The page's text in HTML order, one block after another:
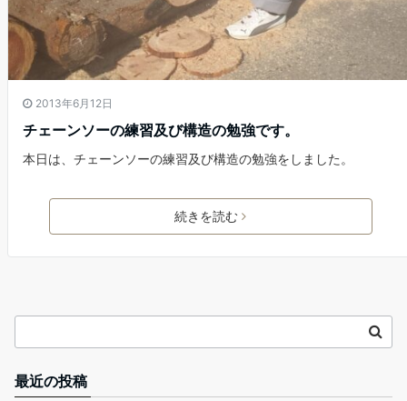
2013年6月12日
チェーンソーの練習及び構造の勉強です。
本日は、チェーンソーの練習及び構造の勉強をしました。
続きを読む
最近の投稿